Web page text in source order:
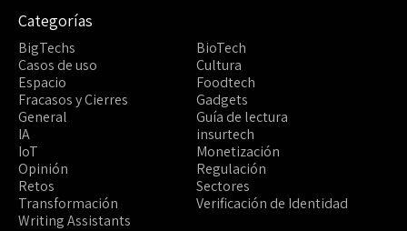
Categorías
BigTechs
BioTech
Casos de uso
Cultura
Espacio
Foodtech
Fracasos y Cierres
Gadgets
General
Guía de lectura
IA
insurtech
IoT
Monetización
Opinión
Regulación
Retos
Sectores
Transformación
Verificación de Identidad
Writing Assistants